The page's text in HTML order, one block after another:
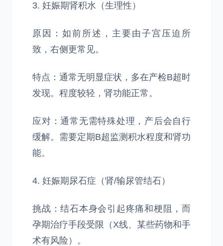
3. 妊娠期肾积水（生理性）
原因：如前所述，主要由子宫压迫所
致，右侧更常见。
特点：通常无明显症状，多在产检B超时
发现。程度较轻，肾功能正常。
应对：通常无需特殊处理，产后会自行
缓解。需要定期B超监测积水程度和肾功
能。
4. 妊娠期尿石症（肾/输尿管结石）
挑战：结石本身会引起疼痛和梗阻，而
孕期治疗手段受限（X线、某些药物和手
术有风险）。